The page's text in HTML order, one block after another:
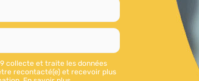
collecte et traite les données
recontacté(e) et recevoir plus